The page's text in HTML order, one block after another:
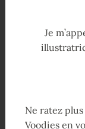
Je
Ne ratez
Voodies en